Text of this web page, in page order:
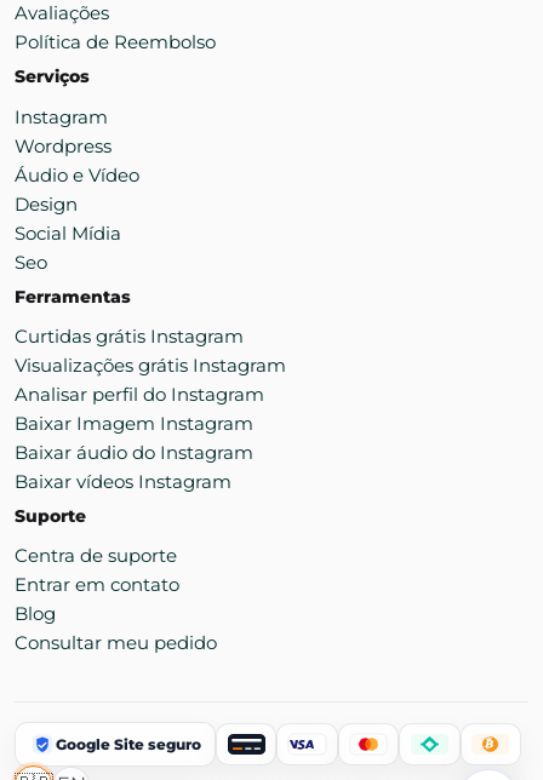
Avaliações
Política de Reembolso
Serviços
Instagram
Wordpress
Áudio e Vídeo
Design
Social Mídia
Seo
Ferramentas
Curtidas grátis Instagram
Visualizações grátis Instagram
Analisar perfil do Instagram
Baixar Imagem Instagram
Baixar áudio do Instagram
Baixar vídeos Instagram
Suporte
Centra de suporte
Entrar em contato
Blog
Consultar meu pedido
Google Site seguro